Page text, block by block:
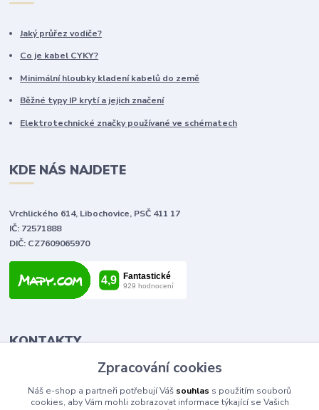
Jaký průřez vodiče?
Co je kabel CYKY?
Minimální hloubky kladení kabelů do země
Běžné typy IP krytí a jejich značení
Elektrotechnické značky používané ve schématech
KDE NÁS NAJDETE
Vrchlického 614, Libochovice, PSČ 411 17
IČ: 72571888
DIČ: CZ7609065970
KONTAKTY
Tomáš Vlček
+420 702 090 443
Zpracování cookies
Náš e-shop a partneři potřebují Váš souhlas s použitím souborů
cookies, aby Vám mohli zobrazovat informace týkající se Vašich